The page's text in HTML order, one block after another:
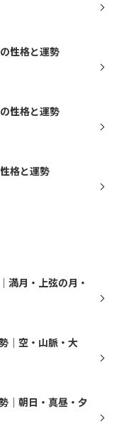
性格と運勢
性格と運勢
格と運勢
満月・上弦の月・
｜空・山脈・大
｜朝日・真昼・夕